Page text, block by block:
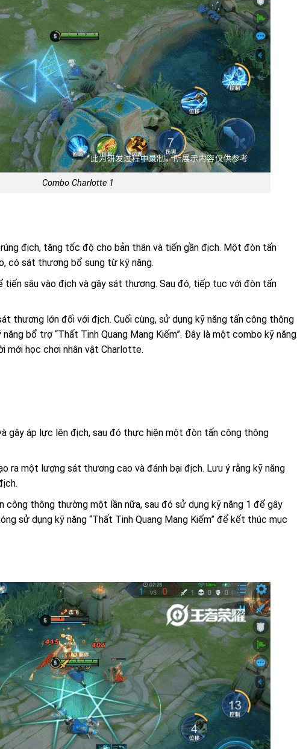
Combo Charlotte 1
địch, tăng tốc độ cho bản thân và tiến gần địch. Một đòn tấn
có sát thương bổ sung từ kỹ năng.
tiến sâu vào địch và gây sát thương. Sau đó, tiếp tục với đòn tấn
thương lớn đối với địch. Cuối cùng, sử dụng kỹ năng tấn công thông
bổ trợ “Thất Tinh Quang Mang Kiếm”. Đây là một combo kỹ năng
mới học chơi nhân vật Charlotte.
gây áp lực lên địch, sau đó thực hiện một đòn tấn công thông
ra một lượng sát thương cao và đánh bại địch. Lưu ý rằng kỹ năng
thông thường một lần nữa, sau đó sử dụng kỹ năng 1 để gây
sử dụng kỹ năng “Thất Tinh Quang Mang Kiếm” để kết thúc mục